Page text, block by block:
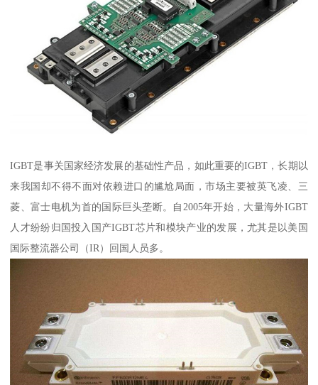
IGBT是事关国家经济发展的基础性产品，如此重要的IGBT，长期以
来我国却不得不面对依赖进口的尴尬局面，市场主要被英飞凌、三
菱、富士电机为首的国际巨头垄断。自2005年开始，大量海外IGBT
人才纷纷归国投入国产IGBT芯片和模块产业的发展，尤其是以美国
国际整流器公司（IR）回国人员多。